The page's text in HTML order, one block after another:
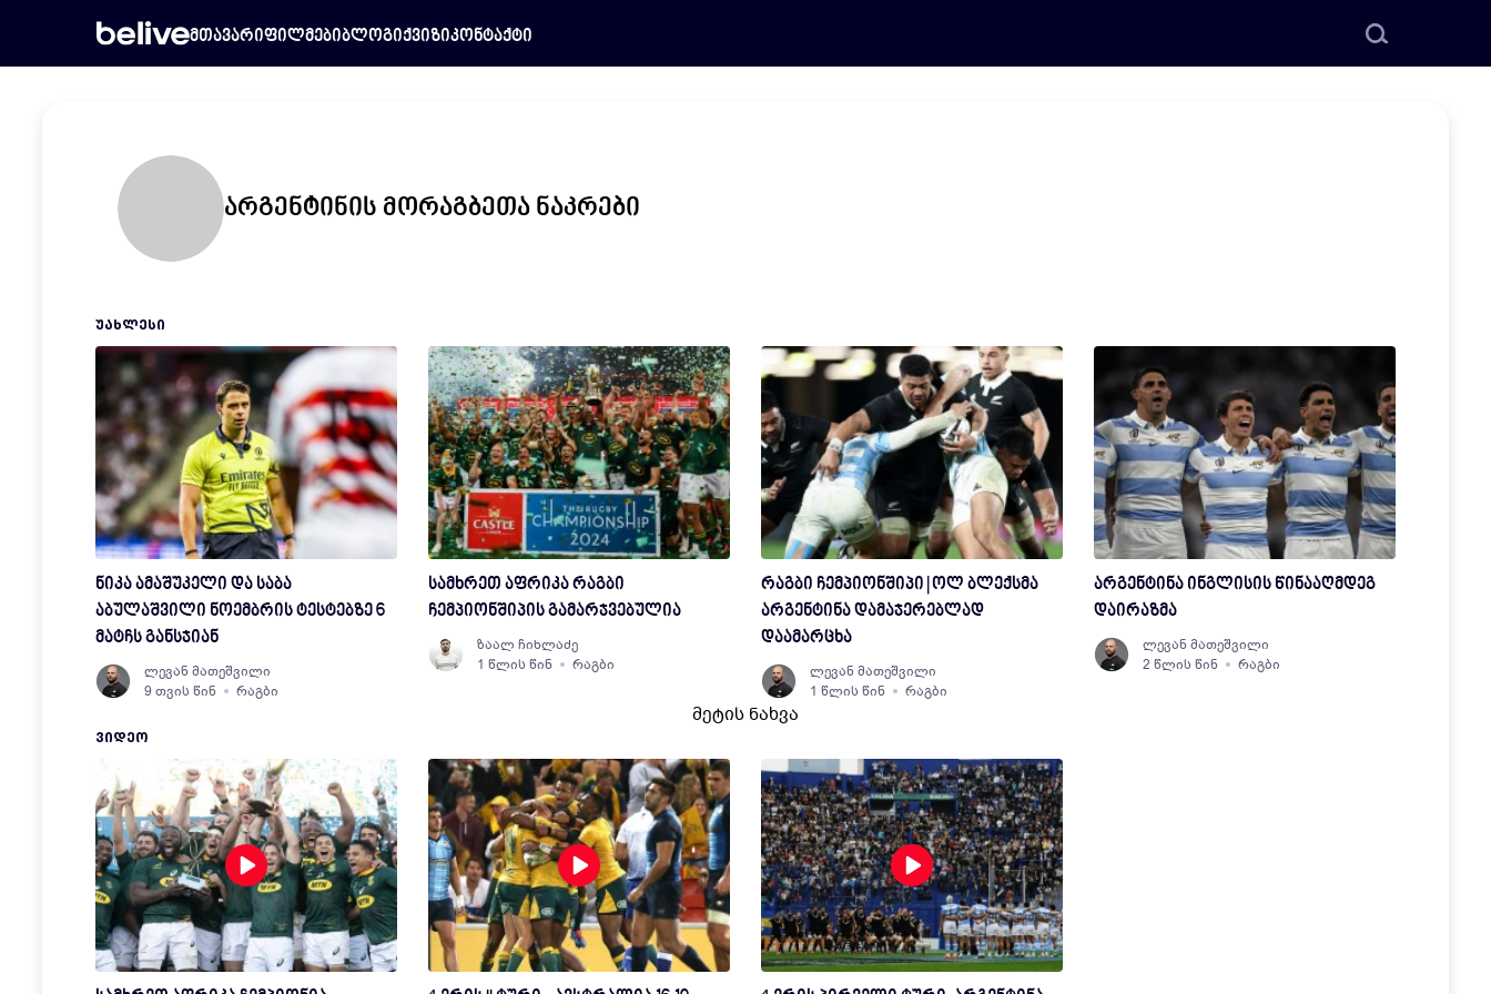
მთავარიფილმებიბლოგიქვიზიკონტაქტი
არგენტინის მორაგბეთა ნაკრები
ᲣᲐᲮᲚᲔᲡᲘ
ნიკა ამაშუკელი და საბა
აბულაშვილი ნოემბრის ტესტებზე 6
მატჩს განსჯიან
ლევან მათეშვილი
9 თვის წინ
რაგბი
სამხრეთ აფრიკა რაგბი
ჩემპიონშიპის გამარჯვებულია
ზაალ ჩიხლაძე
1 წლის წინ
რაგბი
რაგბი ჩემპიონშიპი | ოლ ბლექსმა
არგენტინა დამაჯერებლად
დაამარცხა
ლევან მათეშვილი
1 წლის წინ
რაგბი
არგენტინა ინგლისის წინააღმდეგ
დაირაზმა
ლევან მათეშვილი
2 წლის წინ
რაგბი
მეტის ნახვა
ᲕᲘᲓᲔᲝ